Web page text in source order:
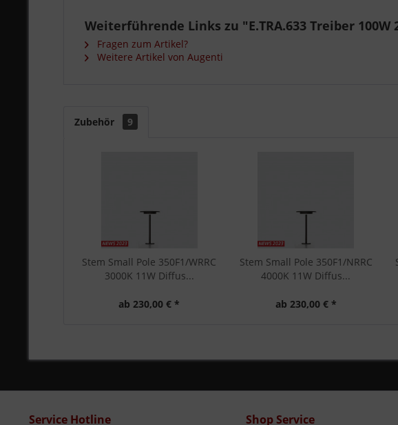
Weiterführende Links zu "E.TRA.633 Treiber 100W
Fragen zum Artikel?
Weitere Artikel von Augenti
Zubehör 9
Stem Small Pole 350F1/WRRC
3000K 11W Diffus...
ab 230,00 € *
Stem Small Pole 350F1/NRRC
4000K 11W Diffus...
ab 230,00 € *
Service Hotline Shop Service